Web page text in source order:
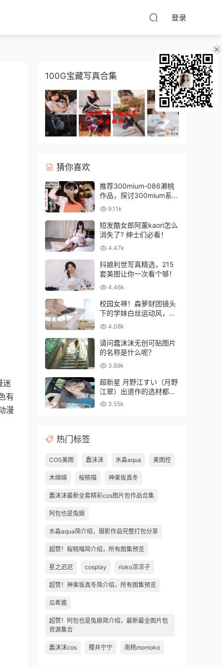
登录
迷
有
漫
100G宝藏写真合集
猜你喜欢
推荐300mium-086濑桃
作品，探讨300mium系列
中的极致美感
9.11k
短发酷女郎阿薰kaori怎么
消失了? 绅士们必看！
4.47k
抖娘利世写真精选，215
套美图让你一次看个够！
4.46k
校园女神！森萝财团镜头
下的学妹白丝运动风，青
春气息爆棚！
4.08k
请问蠢沫沫无创可贴图片
的名称是什么呢？
3.69k
超新星 月野江すい（月野
江翠）出道作的选材都相
当大胆超前
3.55k
热门标签
COS美图 蠢沫沫 水淼aqua 美图控
木绵绵 桜桃喵 神楽坂真冬
蠢沫沫最新全套精彩cos图片包作品合集
阿包也是兔娘
水淼aqua简介绍，摄影作品完整打包分享
超赞！桜桃喵简介绍，所有图集预览
星之迟迟 cosplay rioko凉凉子
超赞！神楽坂真冬简介绍，所有图集预览
瓜希酱
超赞！阿包也是兔娘简介绍，最新最全图片包
资源集合
蠢沫沫cos 樱井宁宁 南桃momoko